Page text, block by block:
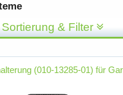
Sortierung & Filter
(010-13285-01) für